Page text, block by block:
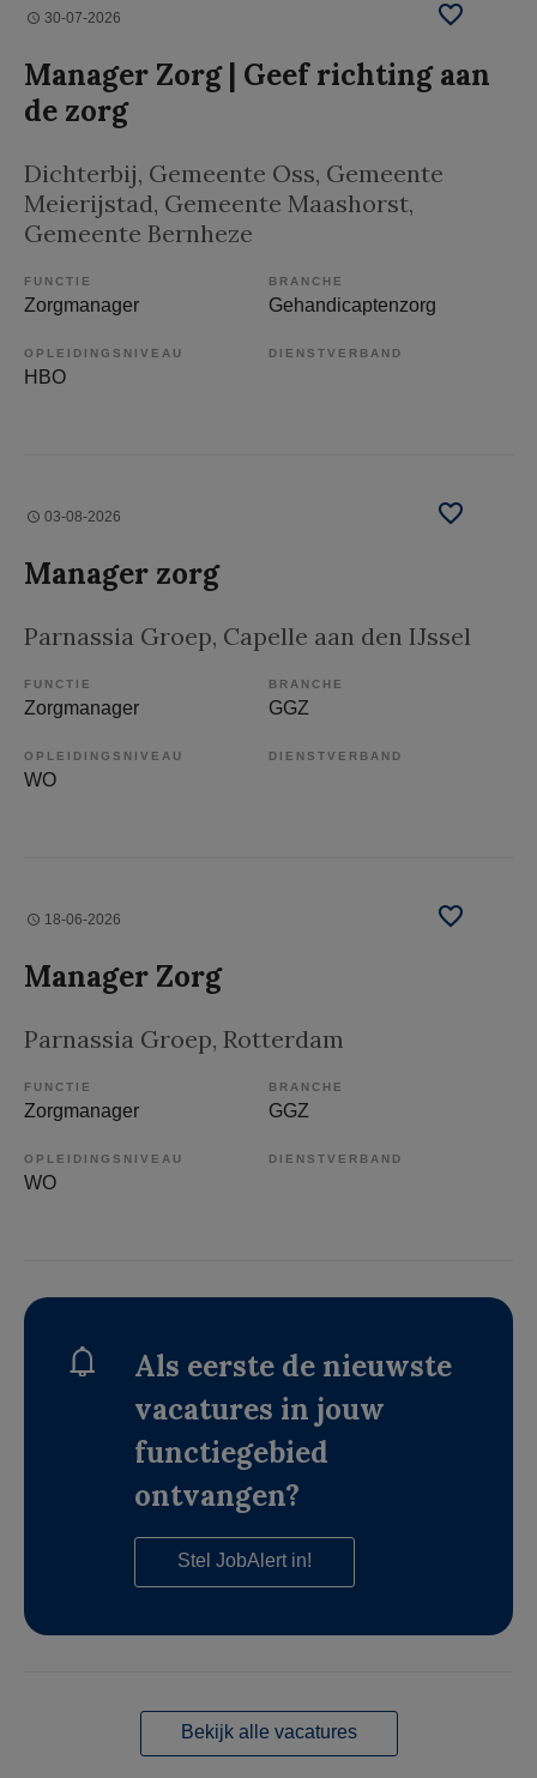
30-07-2026
Manager Zorg | Geef richting aan
de zorg
Dichterbij, Gemeente Oss, Gemeente
Meierijstad, Gemeente Maashorst,
Gemeente Bernheze
FUNCTIE
Zorgmanager
BRANCHE
Gehandicaptenzorg
OPLEIDINGSNIVEAU
HBO
DIENSTVERBAND
03-08-2026
Manager zorg
Parnassia Groep, Capelle aan den IJssel
FUNCTIE
Zorgmanager
BRANCHE
GGZ
OPLEIDINGSNIVEAU
WO
DIENSTVERBAND
18-06-2026
Manager Zorg
Parnassia Groep, Rotterdam
FUNCTIE
Zorgmanager
BRANCHE
GGZ
OPLEIDINGSNIVEAU
WO
DIENSTVERBAND
Als eerste de nieuwste
vacatures in jouw
functiegebied
ontvangen?
Stel JobAlert in!
Bekijk alle vacatures